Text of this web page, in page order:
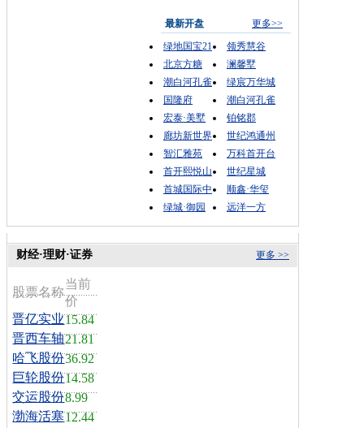
最新开盘
更多>>
绿地国宝21
领秀慧谷
北京方糖
澜馨墅
潮白河孔雀
绿宸万华城
国隆府
潮白河孔雀
宏泰·美墅
铂铭郡
廊坊新世界
世纪鸿通州
智汇雅苑
万科首开台
首开熙悦山
世纪星城
首城国际中
顺鑫·华玺
绿城·御园
远洋一方
更多 >>
财经·理财·证券
股票名称
当前
价
晋亿实业15.84
晋西车轴21.81
哈飞股份36.92
巨轮股份14.58
交运股份8.99
渤海活塞12.44